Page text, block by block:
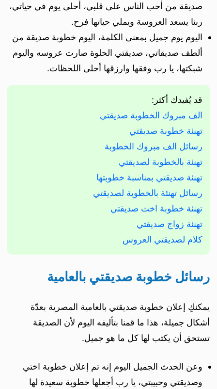
صديقة من أحب الناس على قلبي، أحلى يوم في حياتي،
ربنا يسعد العروسة ويملي حياتها فرح.
اليوم يوم جميل بمعنى الكلمة، اليوم خطوبة صديقة من
ألطف صديقاتي، صديقتي الحلوة صارت عروسه واليوم
شبكتها، يا رب وفقها وارزقها أحلى اللحظات.
قد يُفيدك أكثر:
الف مبروك الخطوبة صديقتي
تهنئة خطوبة صديقتي
رسائل الف مبروك الخطوبة
تهنئة بالخطوبة لصديقتي
تهنئة صديقتي بمناسبة خطوبتها
رسائل تهنئة بالخطوبة لصديقتي
تهنئة خطوبة اخت صديقتي
تهنئة زواج صديقتي
كلام لصديقتي العروس
رسائل خطوبة صديقتي بالعامية
يمكنكِ إعلان خطوبة صديقتي بالعامية المصرية بعدّة
أشكال جميلة، هذا ما قمنا بتأليفه اليوم لأن الصديقة
تستحق أن يكتب لها كل ما هو جميل.
وعن الحدث الجميل اليوم إنه تم إعلان خطوبة اختي
وصديقتي وحبيبتي، يا رب أجعلها خطوبة سعيدة لها